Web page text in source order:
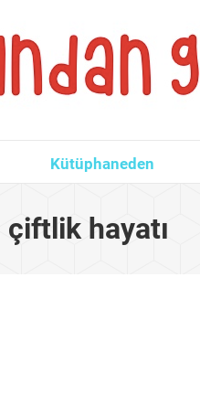
Kütüphaneden
çiftlik hayatı